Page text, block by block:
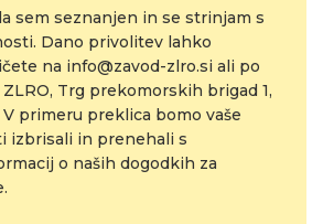
sem seznanjen in se strinjam s
Dano privolitev lahko
na info@zavod-zlro.si ali po
Trg prekomorskih brigad 1,
primeru preklica bomo vaše
izbrisali in prenehali s
o naših dogodkih za